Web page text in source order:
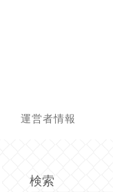
運営者情報
検索